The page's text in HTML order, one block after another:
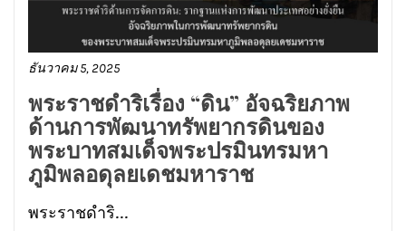
ธันวาคม 5, 2025
พระราชดำริเรื่อง “ดิน” อัจฉริยภาพ
ด้านการพัฒนาทรัพยากรดินของ
พระบาทสมเด็จพระปรมินทรมหา
ภูมิพลอดุลยเดชมหาราช
พระราชดำริ...